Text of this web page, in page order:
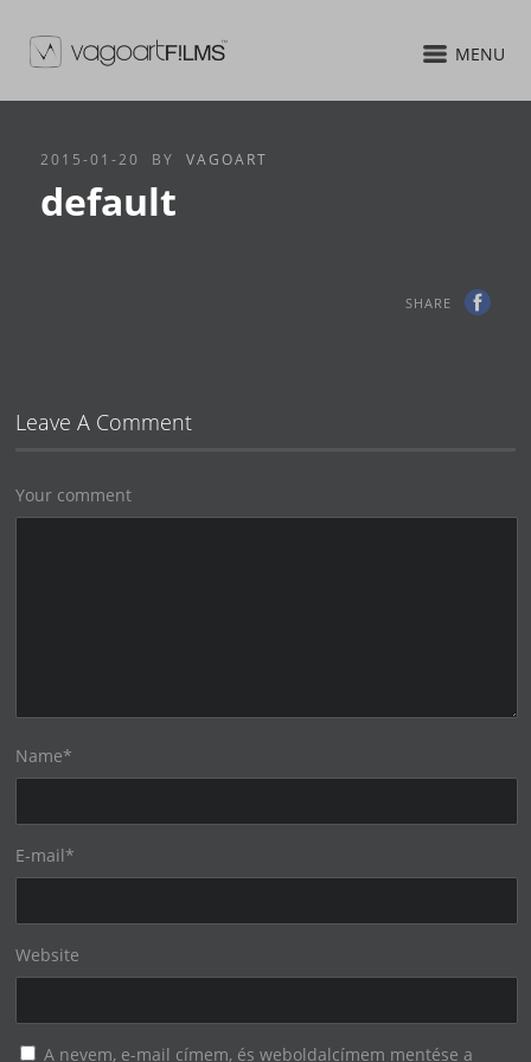
MENU
2015-01-20 BY VAGOART
default
SHARE
Leave A Comment
Your comment
Name*
E-mail*
Website
A nevem, e-mail címem, és weboldalcímem mentése a